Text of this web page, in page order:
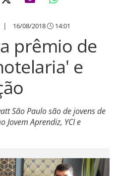
| 16/08/2018 14:01
prêmio de
e
São Paulo são de jovens de
Jovem Aprendiz, YCI e